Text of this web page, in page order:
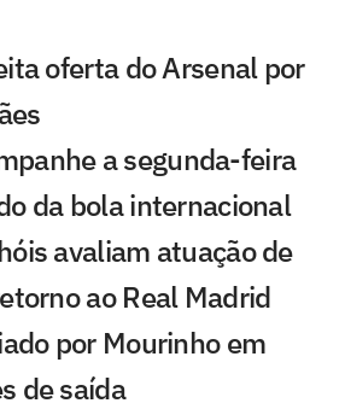
oferta do Arsenal por
a segunda-feira
da bola internacional
avaliam atuação de
ao Real Madrid
por Mourinho em
de saída